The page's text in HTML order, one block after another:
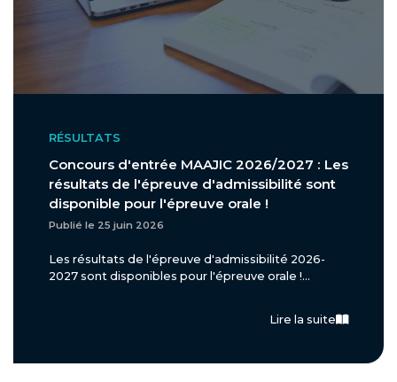
RÉSULTATS
Concours d'entrée MAAJIC 2026/2027 : Les
résultats de l'épreuve d'admissibilité sont
disponible pour l'épreuve orale !
Publié le 25 juin 2026
Les résultats de l'épreuve d'admissibilité 2026-
2027 sont disponibles pour l'épreuve orale !...
Lire la suite